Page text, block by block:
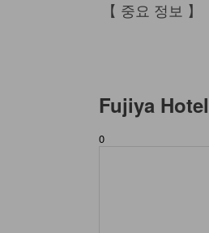
【 중요 정보 】
Fujiya Hotel
0